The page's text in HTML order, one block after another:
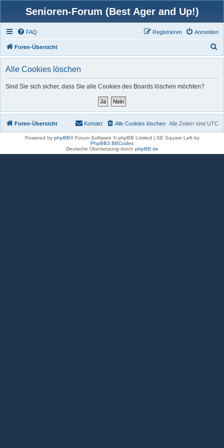
Senioren-Forum (Best Ager and Up!)
FAQ Anmelden
Registrieren
Foren-Übersicht
u
Alle Cookies löschen
Sind Sie sich sicher, dass Sie alle Cookies des Boards löschen möchten?
Foren-Übersicht Alle Zeiten sind UTC
Alle Cookies löschen
Kontakt
Powered by phpBB® Forum Software © phpBB Limited | SE Square Left by
PhpBB3 BBCodes
Deutsche Übersetzung durch phpBB.de